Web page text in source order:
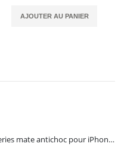
AJOUTER AU PANIER
Coque Guardian Series mate antichoc pour iPhone 15 Pro Max avec Magsafe Noir - Torras